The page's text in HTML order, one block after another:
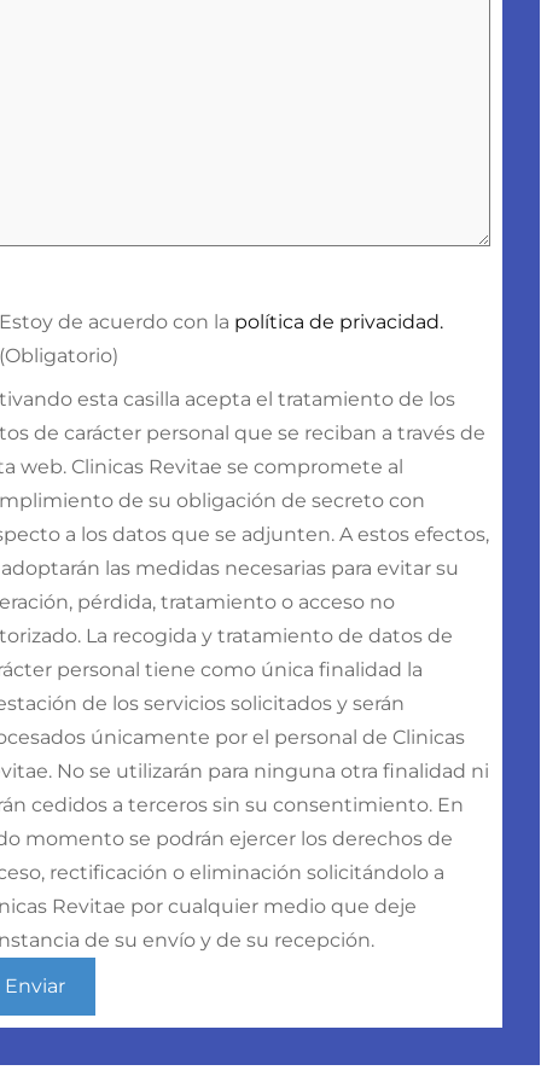
(Obligatorio)
Estoy de acuerdo con la política de privacidad.
(Obligatorio)
esta casilla acepta el tratamiento de los
de carácter personal que se reciban a través de
web. Clinicas Revitae se compromete al
de su obligación de secreto con
a los datos que se adjunten. A estos efectos,
las medidas necesarias para evitar su
pérdida, tratamiento o acceso no
La recogida y tratamiento de datos de
personal tiene como única finalidad la
de los servicios solicitados y serán
únicamente por el personal de Clinicas
No se utilizarán para ninguna otra finalidad ni
cedidos a terceros sin su consentimiento. En
momento se podrán ejercer los derechos de
rectificación o eliminación solicitándolo a
Revitae por cualquier medio que deje
de su envío y de su recepción.